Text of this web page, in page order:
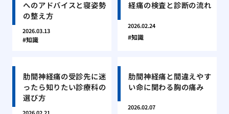
へのアドバイスと寝姿勢
の整え方
2026.03.13
知識
経痛の検査と診断の流れ
2026.02.24
知識
肋間神経痛の受診先に迷
ったら知りたい診療科の
選び方
肋間神経痛と間違えやす
い命に関わる胸の痛み
2026.02.07